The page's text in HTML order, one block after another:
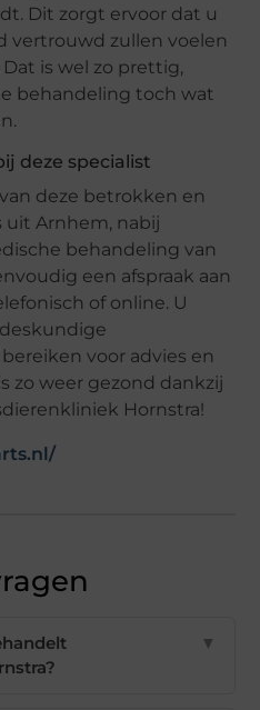
Dit zorgt ervoor dat u
vertrouwd zullen voelen
is wel zo prettig,
behandeling toch wat
deze specialist
deze betrokken en
uit Arnhem, nabij
behandeling van
een afspraak aan
of online. U
voor advies en
zo weer gezond dankzij
Hornstra!
▼